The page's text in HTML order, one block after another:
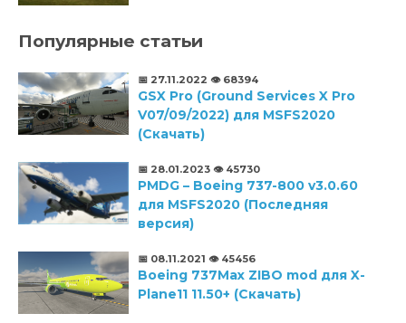
Популярные статьи
📅 27.11.2022 👁️ 68394
GSX Pro (Ground Services X Pro
V07/09/2022) для MSFS2020
(Скачать)
📅 28.01.2023 👁️ 45730
PMDG – Boeing 737-800 v3.0.60
для MSFS2020 (Последняя
версия)
📅 08.11.2021 👁️ 45456
Boeing 737Max ZIBO mod для X-
Plane11 11.50+ (Скачать)